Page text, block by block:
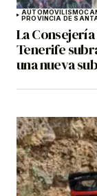
AUTOMOVILISMO
PROVINCIA DE
La
Tenerife
una nueva